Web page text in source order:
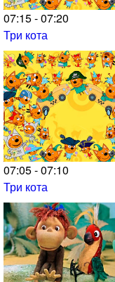
07:15 - 07:20
Три кота
07:05 - 07:10
Три кота